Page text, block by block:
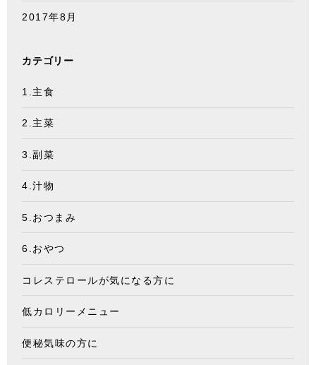
2017年8月
カテゴリー
1.主食
2.主菜
3.副菜
4.汁物
5.おつまみ
6.おやつ
コレステロールが気になる方に
低カロリーメニュー
便秘気味の方に